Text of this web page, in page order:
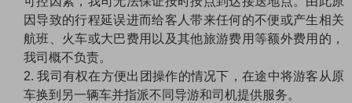
因导致的行程延误进而给客人带来任何的不便或产生相关
航班、火车或大巴费用以及其他旅游费用等额外费用的，
我司概不负责。
2. 我司有权在方便出团操作的情况下，在途中将游客从原
车换到另一辆车并指派不同导游和司机提供服务。